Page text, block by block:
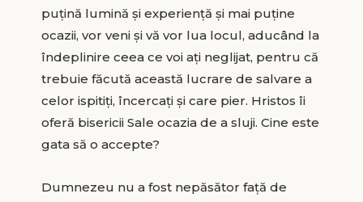
puțină lumină și experiență și mai puține
ocazii, vor veni și vă vor lua locul, aducând la
îndeplinire ceea ce voi ați neglijat, pentru că
trebuie făcută această lucrare de salvare a
celor ispitiți, încercați și care pier. Hristos îi
oferă bisericii Sale ocazia de a sluji. Cine este
gata să o accepte?
Dumnezeu nu a fost nepăsător față de